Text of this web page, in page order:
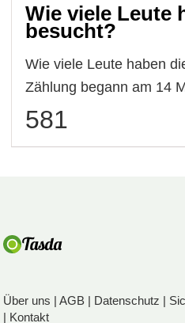
Wie viele Leute
besucht?
Wie viele Leute haben
Zählung begann am 14
581
Über uns |AGB | Datenschutz |
| Kontakt